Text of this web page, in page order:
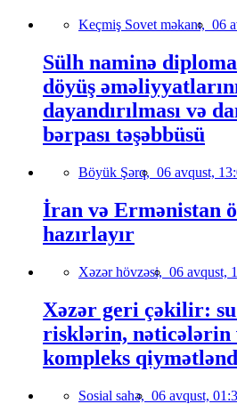
Keçmiş Sovet məkanı, 06
Sülh naminə
döyüş
dayandırılması və
bərpası təşəbbüsü
Böyük Şərq, 06 avqust,
İran və Ermənistan
hazırlayır
Xəzər hövzəsi, 06 avqust,
Xəzər geri çəkilir:
risklərin,
kompleks
Sosial sahə, 06 avqust,